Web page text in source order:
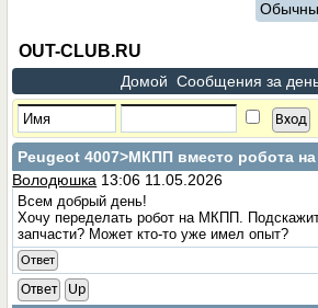
OUT-CLUB.RU
Домой Сообщения за
Peugeot 4007>МКПП вместо робота на
Володюшка 13:06 11.05.2026
Всем добрый день!
Хочу переделать робот на МКПП.
запчасти? Может кто-то уже имел опыт?
Ответ
Ответ
Up